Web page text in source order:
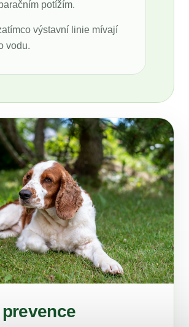
potížím.
výstavní linie mívají
vodu.